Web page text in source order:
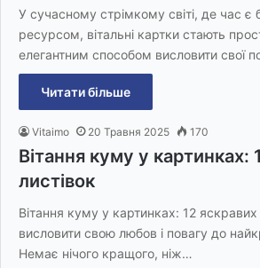
У сучасному стрімкому світі, де час є
ресурсом, вітальні картки стають
елегантним способом висловити свої
Читати більше
Vitaimo 20 Травня 2025 170
Вітання куму у картинках:
листівок
Вітання куму у картинках: 12 яскравих
висловити свою любов і повагу до
Немає нічого кращого, ніж…